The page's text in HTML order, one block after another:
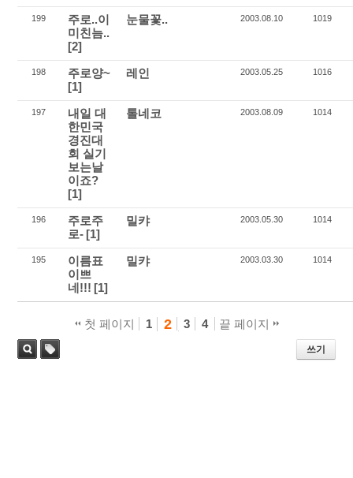
199
주로..이
미친늠..
[2]
눈물꽃.. 2003.08.10 1019
198
주로양~
[1]
레인 2003.05.25 1016
197
내일 대
한민국
경진대
회 실기
보는날
이죠?
[1]
톨네코 2003.08.09 1014
196
주로주
로- [1]
밀캬 2003.05.30 1014
195
이름표
이쁘
네!!! [1]
밀캬 2003.03.30 1014
첫 페이지 1 2 3 4 끝 페이지
쓰기